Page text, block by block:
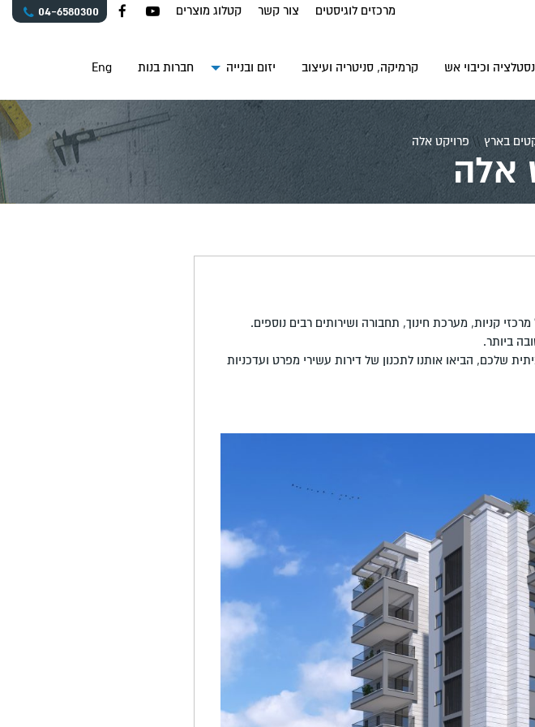
מרכזים לוגיסטים צור קשר קטלוג מוצרים 04-6580300
וכיבוי אש קרמיקה, סניטריה ועיצוב יזום ובנייה חברות בנות Eng
בארץ \\ פרויקט אלה
אלה
קניות, מערכת חינוך, תחבורה ושירותים רבים נוספים.
ביותר.
שלכם, הביאו אותנו לתכנון של דירות עשירי מפרט ועדכניות